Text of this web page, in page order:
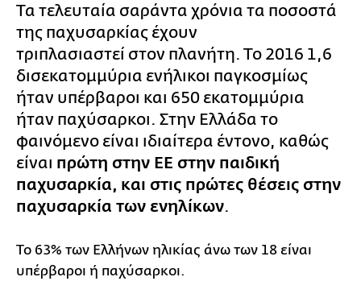
Τα τελευταία σαράντα χρόνια τα ποσοστά
της παχυσαρκίας έχουν
τριπλασιαστεί στον πλανήτη. Το 2016 1,6
δισεκατομμύρια ενήλικοι παγκοσμίως
ήταν υπέρβαροι και 650 εκατομμύρια
ήταν παχύσαρκοι. Στην Ελλάδα το
φαινόμενο είναι ιδιαίτερα έντονο, καθώς
είναι πρώτη στην ΕΕ στην παιδική
παχυσαρκία, και στις πρώτες θέσεις στην
παχυσαρκία των ενηλίκων.
Το 63% των Ελλήνων ηλικίας άνω των 18 είναι
υπέρβαροι ή παχύσαρκοι.